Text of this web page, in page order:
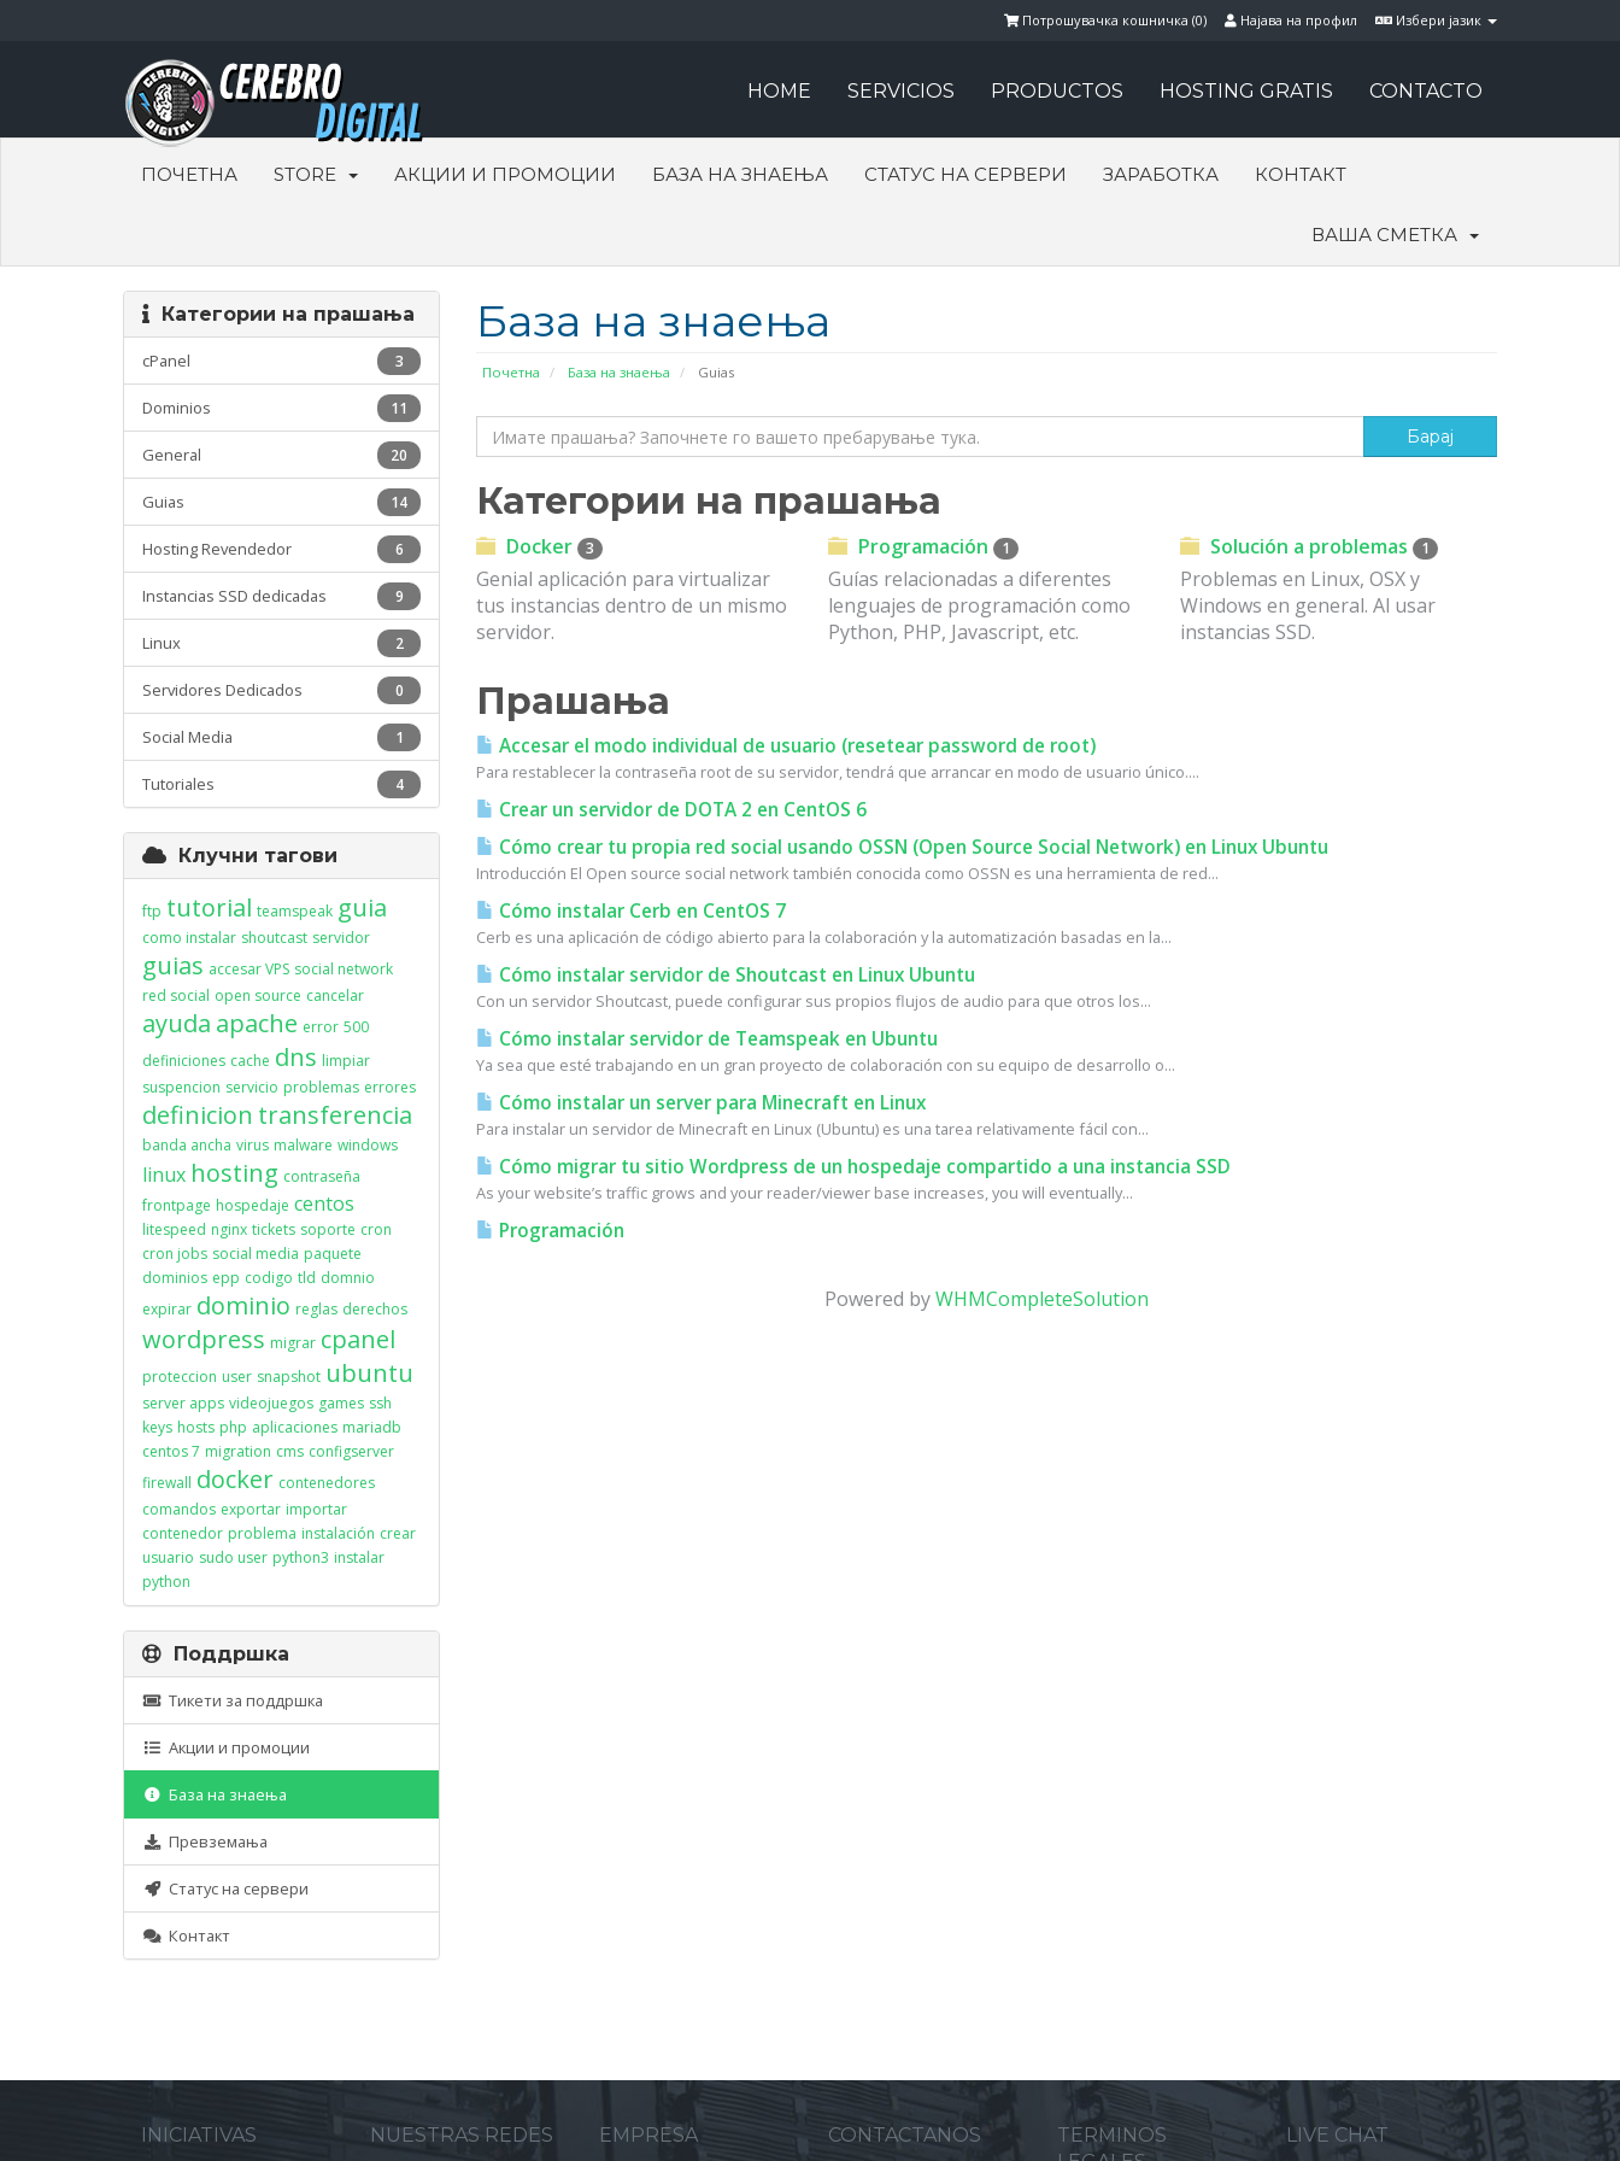
Избери јазик
Најава на профил
Потрошувачка кошничка (0)
HOME SERVICIOS PRODUCTOS HOSTING GRATIS CONTACTO
ПОЧЕТНА STORE АКЦИИ И ПРОМОЦИИ БАЗА НА ЗНАЕЊА СТАТУС НА СЕРВЕРИ ЗАРАБОТКА КОНТАКТ
ВАША СМЕТКА
База на знаења
Почетна База на знаења Guias
Категории на прашања
3
cPanel
11
Dominios
20
General
14
Guias
6
Hosting Revendedor
9
Instancias SSD dedicadas
2
Linux
0
Servidores Dedicados
1
Social Media
4
Tutoriales
Категории на прашања
Docker 3
Genial aplicación para virtualizar
tus instancias dentro de un mismo
servidor.
Programación 1
Guías relacionadas a diferentes
lenguajes de programación como
Python, PHP, Javascript, etc.
Solución a problemas 1
Problemas en Linux, OSX y
Windows en general. Al usar
instancias SSD.
Прашања
Accesar el modo individual de usuario (resetear password de root)
Para restablecer la contraseña root de su servidor, tendrá que arrancar en modo de usuario único....
Crear un servidor de DOTA 2 en CentOS 6
Cómo crear tu propia red social usando OSSN (Open Source Social Network) en Linux Ubuntu
Introducción El Open source social network también conocida como OSSN es una herramienta de red...
Cómo instalar Cerb en CentOS 7
Cerb es una aplicación de código abierto para la colaboración y la automatización basadas en la...
Cómo instalar servidor de Shoutcast en Linux Ubuntu
Con un servidor Shoutcast, puede configurar sus propios flujos de audio para que otros los...
Cómo instalar servidor de Teamspeak en Ubuntu
Ya sea que esté trabajando en un gran proyecto de colaboración con su equipo de desarrollo o...
Cómo instalar un server para Minecraft en Linux
Para instalar un servidor de Minecraft en Linux (Ubuntu) es una tarea relativamente fácil con...
Cómo migrar tu sitio Wordpress de un hospedaje compartido a una instancia SSD
As your website’s traffic grows and your reader/viewer base increases, you will eventually...
Programación
Powered byWHMCompleteSolution
Клучни тагови
ftp tutorial teamspeak guia
como instalar shoutcast servidor
guias accesar VPS social network
red social open source cancelar
ayuda apache error 500
definiciones cache dns limpiar
suspencion servicio problemas errores
definicion transferencia
banda ancha virus malware windows
linux hosting contraseña
frontpage hospedaje centos
litespeed nginx tickets soporte cron
cron jobs social media paquete
dominios epp codigo tld domnio
expirar dominio reglas derechos
wordpress migrar cpanel
proteccion user snapshot ubuntu
server apps videojuegos games ssh
keys hosts php aplicaciones mariadb
centos 7 migration cms configserver
firewall docker contenedores
comandos exportar importar
contenedor problema instalación crear
usuario sudo user python3 instalar
python
Поддршка
Тикети за поддршка
Акции и промоции
База на знаења
Превземања
Статус на сервери
Контакт
INICIATIVAS NUESTRAS REDES EMPRESA CONTACTANOS
TERMINOS
LIVE CHAT